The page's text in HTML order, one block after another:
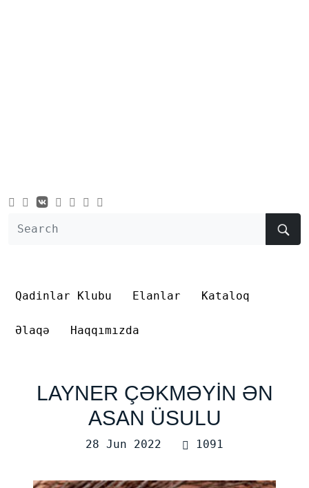
Qadinlar Klubu Elanlar Kataloq
Əlaqə Haqqımızda
LAYNER ÇƏKMƏYİN ƏN
ASAN ÜSULU
28 Jun 2022 1091